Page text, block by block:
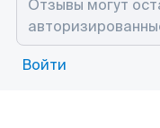
Войти